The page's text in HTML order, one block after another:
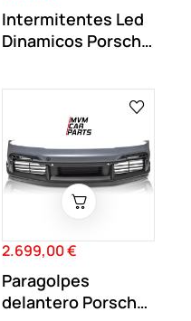
Intermitentes Led
Dinamicos Porsche
Precio
2.699,00 €
Paragolpes
delantero Porsche